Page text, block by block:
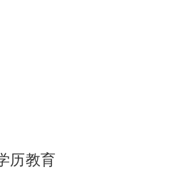
历教育